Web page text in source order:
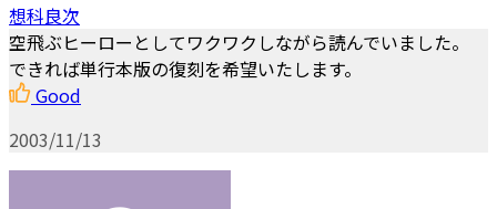
想科良次
空飛ぶヒーローとしてワクワクしながら読んでいました。
できれば単行本版の復刻を希望いたします。
Good
2003/11/13